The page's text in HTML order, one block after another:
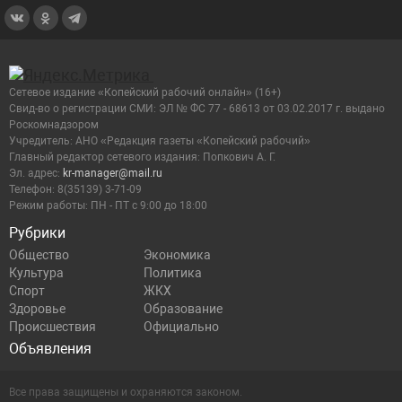
Рубрики
Общество
Экономика
Культура
Политика
Спорт
ЖКХ
Здоровье
Образование
Происшествия
Официально
Объявления
Сетевое издание «Копейский рабочий онлайн» (16+)
Cвид-во о регистрации СМИ: ЭЛ № ФС 77 - 68613 от 03.02.2017 г. выдано
Роскомнадзором
Учредитель: АНО «Редакция газеты «Копейский рабочий»
Главный редактор сетевого издания: Попкович А. Г.
Эл. адрес: kr-manager@mail.ru
Телефон: 8(35139) 3-71-09
Режим работы: ПН - ПТ с 9:00 до 18:00
Все права защищены и охраняются законом.